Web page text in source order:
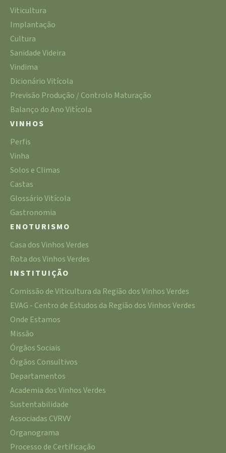
Viticultura
Implantação
Cultura
Sanidade Videira
Vindima
Dicionário Vitícola
Previsão Produção / Controlo Maturação
Balanço do Ano Vitícola
VINHOS
Perfis
Vinha
Solos e Climas
Castas
Glossário Vitícola
Gastronomia
ENOTURISMO
Casa dos Vinhos Verdes
Rota dos Vinhos Verdes
INSTITUIÇÃO
Comissão de Viticultura da Região dos Vinhos Verdes
EVAG - Centro de Estudos da Região dos Vinhos Verdes
Onde Estamos
Missão
Órgãos Sociais
Órgãos Consultivos
Departamentos
Academia dos Vinhos Verdes
Sustentabilidade
Associadas CVRVV
Organograma
Processo de Certificação